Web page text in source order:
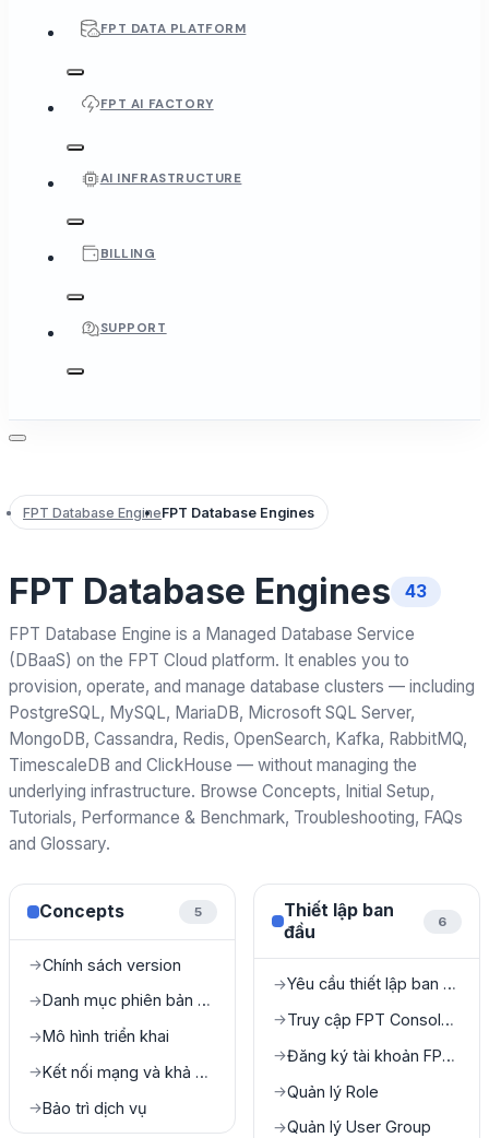
FPT DATA PLATFORM
FPT AI FACTORY
AI INFRASTRUCTURE
BILLING
SUPPORT
FPT Database EngineFPT Database Engines
FPT Database Engines 43
FPT Database Engine is a Managed Database Service
(DBaaS) on the FPT Cloud platform. It enables you to
provision, operate, and manage database clusters — including
PostgreSQL, MySQL, MariaDB, Microsoft SQL Server,
MongoDB, Cassandra, Redis, OpenSearch, Kafka, RabbitMQ,
TimescaleDB and ClickHouse — without managing the
underlying infrastructure. Browse Concepts, Initial Setup,
Tutorials, Performance & Benchmark, Troubleshooting, FAQs
and Glossary.
Concepts 5
→Chính sách version
→ Danh mục phiên bản được hỗ trợ
→Mô hình triển khai
→ Kết nối mạng và khả năng truy cập
→Bảo trì dịch vụ
Thiết lập ban
đầu
6
→ Yêu cầu thiết lập ban đầu
→ Truy cập FPT Console Portal
→ Đăng ký tài khoản FPT Console Portal
→Quản lý Role
→Quản lý User Group